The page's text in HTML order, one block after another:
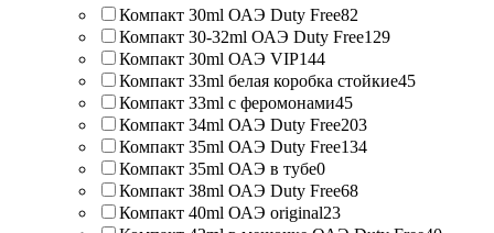
Компакт 30ml ОАЭ Duty Free82
Компакт 30-32ml ОАЭ Duty Free129
Компакт 30ml ОАЭ VIP144
Компакт 33ml белая коробка стойкие45
Компакт 33ml с феромонами45
Компакт 34ml ОАЭ Duty Free203
Компакт 35ml ОАЭ Duty Free134
Компакт 35ml ОАЭ в тубе0
Компакт 38ml ОАЭ Duty Free68
Компакт 40ml ОАЭ original23